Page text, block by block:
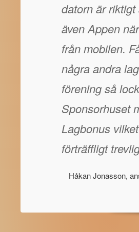
datorn är
även Appen
från mobilen.
några andra
förening så
Sponsorhuset
Lagbonus
förträffligt
Håkan Jonasson,